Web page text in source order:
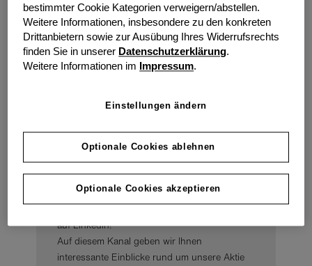
Kontakt aufnehmen
Folgen Sie uns auf
LinkedIn!
Das grenke Investor Relations Team ist nun
auf LinkedIn!
Auf diesem Kanal geben wir Ihnen
interessante Einblicke rund um unsere Aktie
bestimmter Cookie Kategorien verweigern/abstellen.
Weitere Informationen, insbesondere zu den konkreten
Drittanbietern sowie zur Ausübung Ihres Widerrufsrechts
finden Sie in unserer Datenschutzerklärung.
Weitere Informationen im
Impressum.
Einstellungen ändern
Optionale Cookies ablehnen
Optionale Cookies akzeptieren